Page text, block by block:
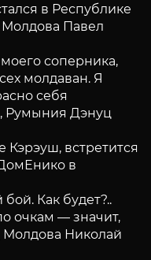
в Республике
Молдова Павел
соперника,
молдаван. Я
себя
Румыния Дэнуц
встретится
в
Как будет?..
очкам — значит,
Молдова Николай